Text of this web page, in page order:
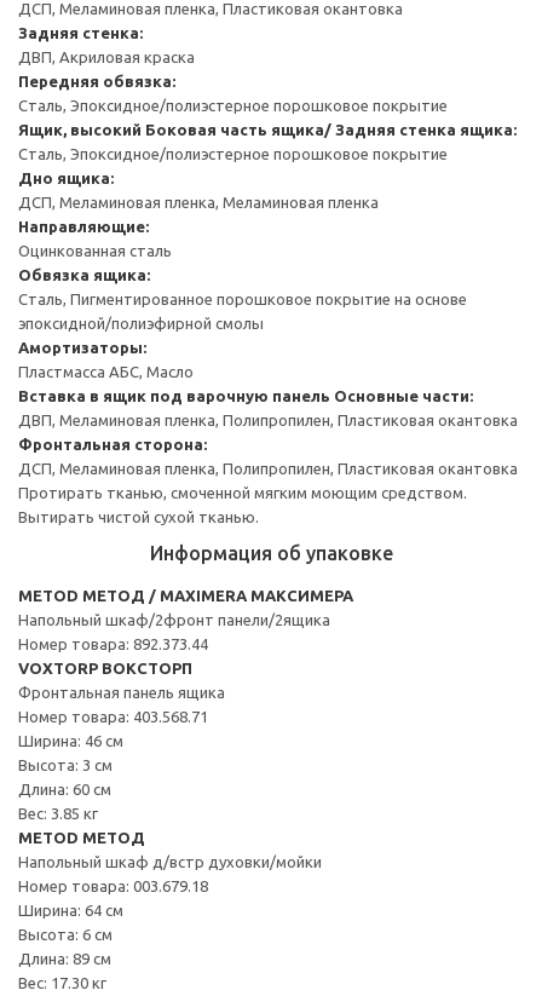
ДСП, Меламиновая пленка, Пластиковая окантовка
Задняя стенка:
ДВП, Акриловая краска
Передняя обвязка:
Сталь, Эпоксидное/полиэстерное порошковое покрытие
Ящик, высокий Боковая часть ящика/ Задняя стенка ящика:
Сталь, Эпоксидное/полиэстерное порошковое покрытие
Дно ящика:
ДСП, Меламиновая пленка, Меламиновая пленка
Направляющие:
Оцинкованная сталь
Обвязка ящика:
Сталь, Пигментированное порошковое покрытие на основе
эпоксидной/полиэфирной смолы
Амортизаторы:
Пластмасса АБС, Масло
Вставка в ящик под варочную панель Основные части:
ДВП, Меламиновая пленка, Полипропилен, Пластиковая окантовка
Фронтальная сторона:
ДСП, Меламиновая пленка, Полипропилен, Пластиковая окантовка
Протирать тканью, смоченной мягким моющим средством.
Вытирать чистой сухой тканью.
Информация об упаковке
METOD МЕТОД / MAXIMERA МАКСИМЕРА
Напольный шкаф/2фронт панели/2ящика
Номер товара: 892.373.44
VOXTORP ВОКСТОРП
Фронтальная панель ящика
Номер товара: 403.568.71
Ширина: 46 см
Высота: 3 см
Длина: 60 см
Вес: 3.85 кг
METOD МЕТОД
Напольный шкаф д/встр духовки/мойки
Номер товара: 003.679.18
Ширина: 64 см
Высота: 6 см
Длина: 89 см
Вес: 17.30 кг